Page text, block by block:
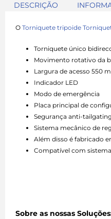
DESCRIÇÃO
O Torniquete tripoide
Torniquete único
Movimento rotativo da
Largura de acesso 550
Indicador LED
Modo de emergência
Placa principal de
Segurança anti-tailgating
Sistema mecânico de
Além disso é fabricado
Compatível com
Sobre as nossas